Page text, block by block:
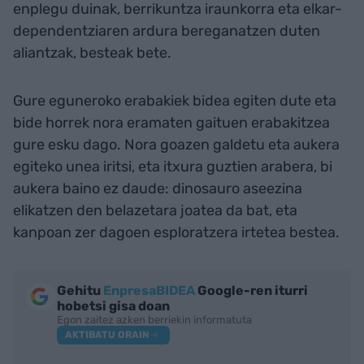
enplegu duinak, berrikuntza iraunkorra eta elkar-
dependentziaren ardura bereganatzen duten
aliantzak, besteak bete.
Gure eguneroko erabakiek bidea egiten dute eta
bide horrek nora eramaten gaituen erabakitzea
gure esku dago. Nora goazen galdetu eta aukera
egiteko unea iritsi, eta itxura guztien arabera, bi
aukera baino ez daude: dinosauro aseezina
elikatzen den belazetara joatea da bat, eta
kanpoan zer dagoen esploratzera irtetea bestea.
Gehitu EnpresaBIDEA Google-ren iturri
hobetsi gisa doan
Egon zaitez azken berriekin informatuta
AKTIBATU ORAIN